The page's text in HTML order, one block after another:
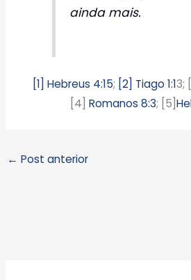
ainda mais.
[1] Hebreus 4:15; [2] Tiago 1:13;
[4] Romanos 8:3; [5]
← Post anterior